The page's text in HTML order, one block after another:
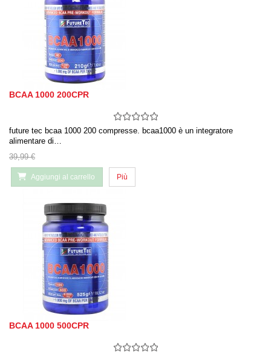
BCAA 1000 200CPR
future tec bcaa 1000 200 compresse. bcaa1000 è un integratore
alimentare di…
39,99 €
Aggiungi al carrello Più
BCAA 1000 500CPR